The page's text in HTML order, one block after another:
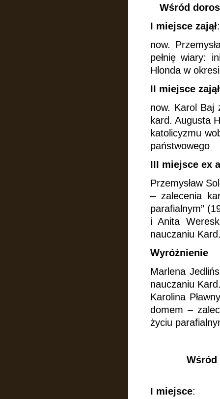
Wśród
I miejsce zajął:
now.
pełnię wiary:
Hlonda w
II miejsce zajął
now. Karol Baj
kard. Augusta
katolicyzmu
państwowego
III miejsce ex
Przemysław
– zalecenia
parafialnym”
i Anita
nauczaniu
Wyróżnienie
Marlena
nauczaniu
Karolina
domem –
życiu
Wśród
I miejsce: